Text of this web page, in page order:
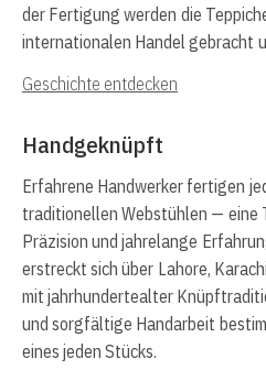
der Fertigung werden die
internationalen Handel gebracht
Geschichte entdecken
Handgeknüpft
Erfahrene Handwerker fertigen
traditionellen Webstühlen — eine
Präzision und jahrelange
erstreckt sich über Lahore,
mit jahrhundertealter
und sorgfältige Handarbeit
eines jeden Stücks.